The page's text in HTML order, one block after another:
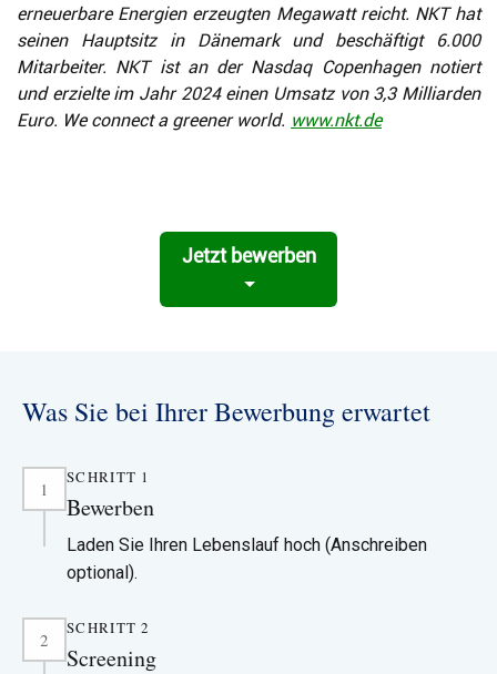
erneuerbare Energien erzeugten Megawatt reicht. NKT hat
seinen Hauptsitz in Dänemark und beschäftigt 6.000
Mitarbeiter. NKT ist an der Nasdaq Copenhagen notiert
und erzielte im Jahr 2024 einen Umsatz von 3,3 Milliarden
Euro. We connect a greener world. www.nkt.de
Jetzt bewerben
Was Sie bei Ihrer Bewerbung erwartet
1
SCHRITT 1
Bewerben
Laden Sie Ihren Lebenslauf hoch (Anschreiben
optional).
Lesen Sie die Stellenanzeige sorgfältig durch und
stellen Sie sicher, dass Sie relevante Kenntnisse und
2
SCHRITT 2
Screening